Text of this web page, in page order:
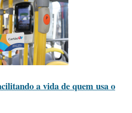
a vida de quem usa o